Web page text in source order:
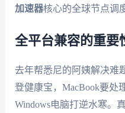
加速器核心的全球节点调
全平台兼容的重要
去年帮悉尼的阿姨解决难
登健康宝，MacBook要处
Windows电脑打逆水寒。